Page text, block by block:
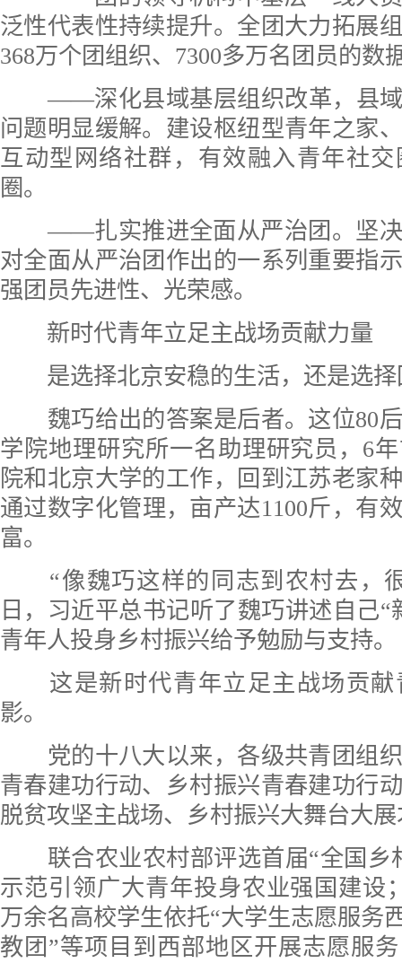
泛性代表性持续提升。全团大力拓展
368万个团组织、7300多万名团员的数
——深化县域基层组织改革，县域
问题明显缓解。建设枢纽型青年之家
互动型网络社群，有效融入青年社
圈。
——扎实推进全面从严治团。坚决
对全面从严治团作出的一系列重要指
强团员先进性、光荣感。
新时代青年立足主战场贡献力量
是选择北京安稳的生活，还是选择
魏巧给出的答案是后者。这位80后
学院地理研究所一名助理研究员，6
院和北京大学的工作，回到江苏老家
通过数字化管理，亩产达1100斤，有
富。
“像魏巧这样的同志到农村去，很
日，习近平总书记听了魏巧讲述自己“
青年人投身乡村振兴给予勉励与支持。
这是新时代青年立足主战场贡献
影。
党的十八大以来，各级共青团组织
青春建功行动、乡村振兴青春建功行
脱贫攻坚主战场、乡村振兴大舞台大
联合农业农村部评选首届“全国乡
示范引领广大青年投身农业强国建设
万余名高校学生依托“大学生志愿服务
教团”等项目到西部地区开展志愿服